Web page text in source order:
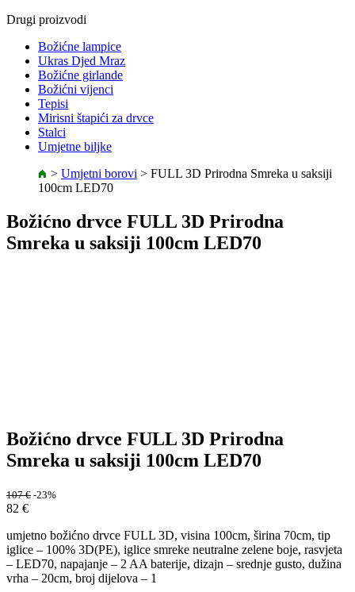
Drugi proizvodi
Božićne lampice
Ukras Djed Mraz
Božićne girlande
Božićni vijenci
Tepisi
Mirisni štapići za drvce
Stalci
Umjetne biljke
> Umjetni borovi > FULL 3D Prirodna Smreka u saksiji
100cm LED70
Božićno drvce FULL 3D Prirodna
Smreka u saksiji 100cm LED70
Božićno drvce FULL 3D Prirodna
Smreka u saksiji 100cm LED70
107€ -23%
82 €
umjetno božićno drvce FULL 3D, visina 100cm, širina 70cm, tip
iglice – 100% 3D(PE), iglice smreke neutralne zelene boje, rasvjeta
– LED70, napajanje – 2 AA baterije, dizajn – srednje gusto, dužina
vrha – 20cm, broj dijelova – 1